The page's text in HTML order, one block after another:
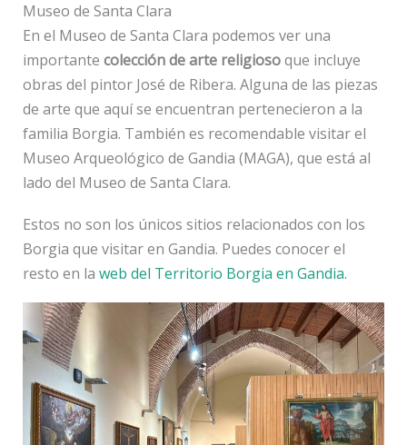
Museo de Santa Clara
En el Museo de Santa Clara podemos ver una
importante colección de arte religiosoque incluye
obras del pintor José de Ribera. Alguna de las piezas
de arte que aquí se encuentran pertenecieron a la
familia Borgia. También es recomendable visitar el
Museo Arqueológico de Gandia (MAGA), que está al
lado del Museo de Santa Clara.
Estos no son los únicos sitios relacionados con los
Borgia que visitar en Gandia. Puedes conocer el
resto en la web del Territorio Borgia en Gandia.